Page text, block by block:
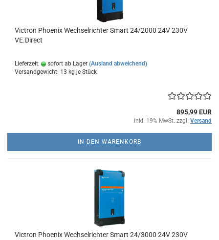
Victron Phoenix Wechselrichter Smart 24/2000 24V 230V
VE.Direct
Lieferzeit: sofort ab Lager (Ausland abweichend)
Versandgewicht: 13 kg je Stück
895,99 EUR
inkl. 19% MwSt. zzgl. Versand
IN DEN WARENKORB
Victron Phoenix Wechselrichter Smart 24/3000 24V 230V